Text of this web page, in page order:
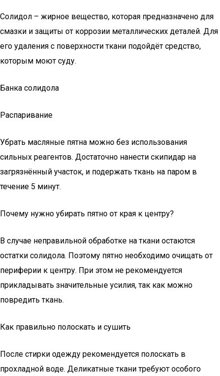
Солидол – жирное вещество, которая предназначено для
смазки и защиты от коррозии металлических деталей. Для
его удаления с поверхности ткани подойдёт средство,
которым моют суду.
Банка солидола
Распаривание
Убрать масляные пятна можно без использования
сильных реагентов. Достаточно нанести скипидар на
загрязнённый участок, и подержать ткань на паром в
течение 5 минут.
Почему нужно убирать пятно от края к центру?
В случае неправильной обработке на ткани остаются
остатки солидола. Поэтому пятно необходимо очищать от
периферии к центру. При этом не рекомендуется
прикладывать значительные усилия, так как можно
повредить ткань.
Как правильно полоскать и сушить
После стирки одежду рекомендуется полоскать в
прохладной воде. Деликатные ткани требуют особого